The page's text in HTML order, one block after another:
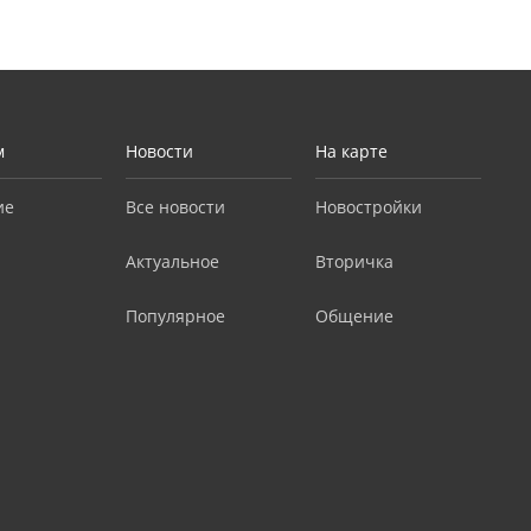
Новости
Все новости
Актуальное
Популярное
На карте
Новостройки
Вторичка
Общение